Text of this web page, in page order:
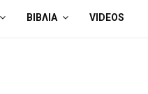
ΒΙΒΛΙΑ VIDEOS